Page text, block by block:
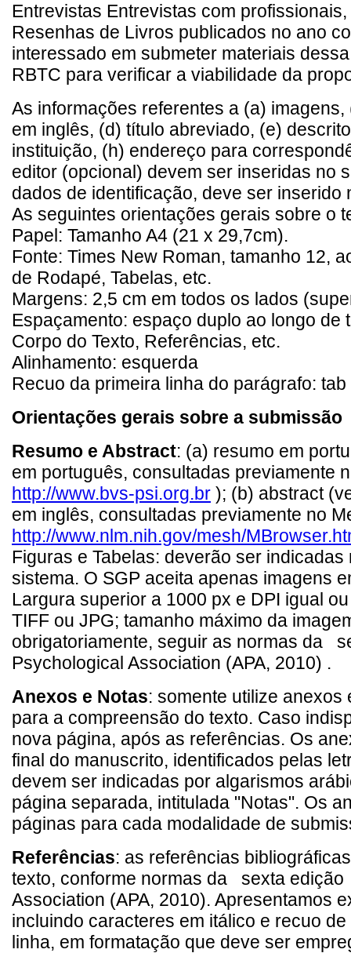
Entrevistas Entrevistas com
Resenhas de Livros publicados no ano
interessado em submeter materiais
RBTC para verificar a viabilidade da
As informações referentes a (a)
em inglês, (d) título abreviado, (e)
instituição, (h) endereço para
editor (opcional) devem ser inseridas no
dados de identificação, deve ser inserido
As seguintes orientações gerais sobre o
Papel: Tamanho A4 (21 x 29,7cm).
Fonte: Times New Roman, tamanho 12,
de Rodapé, Tabelas, etc.
Margens: 2,5 cm em todos os lados
Espaçamento: espaço duplo ao longo
Corpo do Texto, Referências, etc.
Alinhamento: esquerda
Recuo da primeira linha do parágrafo: tab
Orientações gerais sobre a submissão
Resumo e Abstract: (a) resumo em
em português, consultadas previamente
http://www.bvs-psi.org.br ); (b) abstract
em inglês, consultadas previamente no
http://www.nlm.nih.gov/mesh/
Figuras e Tabelas: deverão ser
sistema. O SGP aceita apenas imagens
Largura superior a 1000 px e DPI igual
TIFF ou JPG; tamanho máximo da
obrigatoriamente, seguir as normas da
Psychological Association (APA, 2010) .
Anexos e Notas: somente utilize
para a compreensão do texto. Caso
nova página, após as referências. Os
final do manuscrito, identificados pelas
devem ser indicadas por algarismos
página separada, intitulada "Notas". Os
páginas para cada modalidade de
Referências: as referências
texto, conforme normas da sexta
Association (APA, 2010). Apresentamos
incluindo caracteres em itálico e recuo
linha, em formatação que deve ser